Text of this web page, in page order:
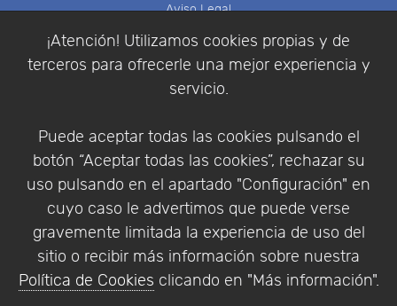
¡Atención! Utilizamos cookies propias y de
terceros para ofrecerle una mejor experiencia y
servicio.
Puede aceptar todas las cookies pulsando el
botón “Aceptar todas las cookies”, rechazar su
uso pulsando en el apartado "Configuración" en
cuyo caso le advertimos que puede verse
gravemente limitada la experiencia de uso del
sitio o recibir más información sobre nuestra
Política de Cookies clicando en "Más información".
Aviso Legal
Condiciones de compra
Identificarse
Empresa|Aviso Legal| Política de Privacidad |
Política de Cookies
© Copyright 1994 - 2026. Addlink Software
Científico, S.L.